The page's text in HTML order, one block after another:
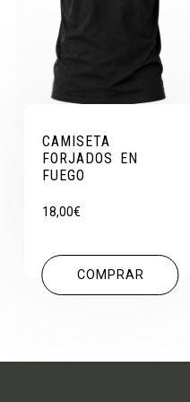
CAMISETA
FORJADOS EN
FUEGO
18,00€
COMPRAR